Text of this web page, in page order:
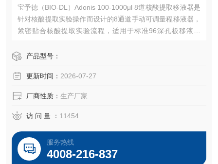
宝予德（BIO-DL）Adonis 100-1000μl 8道核酸提取移液器是
针对核酸提取实验操作而设计的8通道手动可调量程移液器，
紧密贴合核酸提取实验流程，适用于标准96深孔板移液实
有效缓解核酸提取实验过程中高通量和高重复性的移液压
产品型号：
更新时间： 2026-07-27
厂商性质： 生产厂家
访 问 量 ： 11454
服务热线
4008-216-837